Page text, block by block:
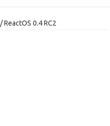
/ReactOS 0.4 RC2